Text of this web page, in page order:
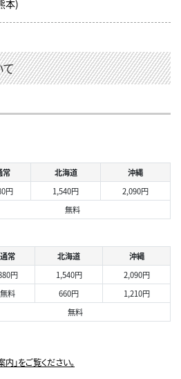
本)
て
常 北海道
沖縄
円 1,540円
2,090円
無料
通常 北海道
沖縄
円 1,540円
2,090円
無料 660円
1,210円
無料
」をご覧ください。